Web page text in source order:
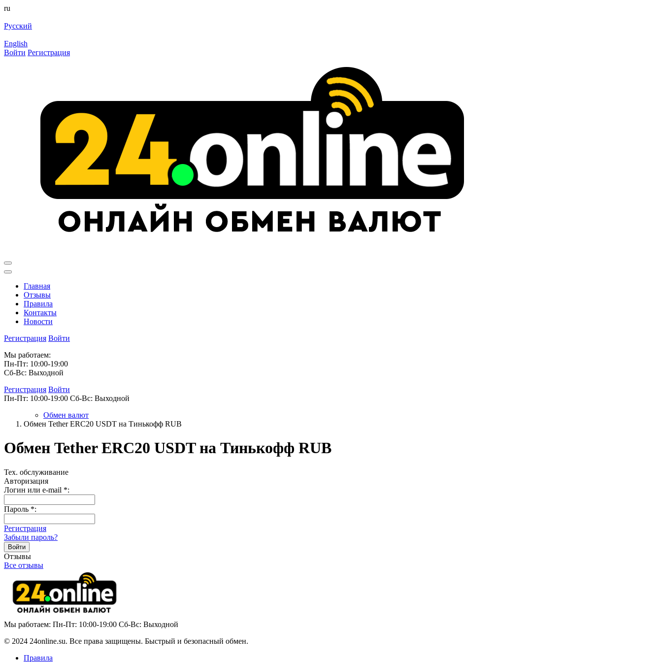
ru
Русский
English
Войти Регистрация
Главная
Отзывы
Правила
Контакты
Новости
Регистрация Войти
Мы работаем:
Пн-Пт: 10:00-19:00
Сб-Вс: Выходной
Регистрация Войти
Пн-Пт: 10:00-19:00 Сб-Вс: Выходной
Обмен валют
Обмен Tether ERC20 USDT на Тинькофф RUB
Обмен Tether ERC20 USDT на Тинькофф RUB
Тех. обслуживание
Авторизация
Логин или e-mail *:
Пароль *:
Регистрация
Забыли пароль?
Отзывы
Все отзывы
Мы работаем: Пн-Пт: 10:00-19:00 Сб-Вс: Выходной
© 2024 24online.su. Все права защищены. Быстрый и безопасный обмен.
Правила